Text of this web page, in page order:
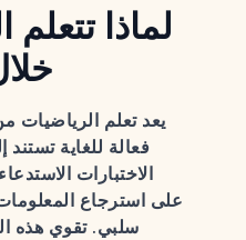
لماذا
يعد تعلم الرياضيات
فعالة للغاية تستند
الاختبارات
على استرجاع
سلبي. تقوي هذه